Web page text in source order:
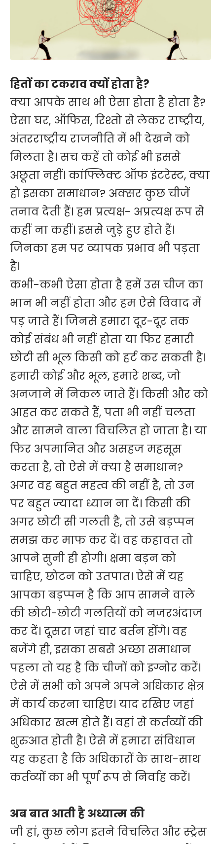
हितों का टकराव क्यों होता है?
क्या आपके साथ भी ऐसा होता है होता है?
ऐसा घर, ऑफिस, रिश्तो से लेकर राष्ट्रीय,
अंतरराष्ट्रीय राजनीति में भी देखने को
मिलता है। सच कहें तो कोई भी इससे
अछूता नहीं। कांफ्लिक्ट ऑफ इंटरेस्ट, क्या
हो इसका समाधान? अक्सर कुछ चीजें
तनाव देती हैं। हम प्रत्यक्ष- अप्रत्यक्ष रूप से
कहीं ना कहीं। इससेे जुड़े हुए होते हैं।
जिनका हम पर व्यापक प्रभाव भी पड़ता
है।
कभी-कभी ऐसा होता है हमें उस चीज का
भान भी नहीं होता और हम ऐसे विवाद में
पड़ जाते हैं। जिनसे हमारा दूर-दूर तक
कोई संबंध भी नहीं होता या फिर हमारी
छोटी सी भूल किसी को हर्ट कर सकती है।
हमारी कोई और भूल, हमारे शब्द, जो
अनजाने में निकल जाते हैं। किसी और को
आहत कर सकते हैं, पता भी नहीं चलता
और सामने वाला विचलित हो जाता है। या
फिर अपमानित और असहज महसूस
करता है, तो ऐसे में क्या है समाधान?
अगर वह बहुत महत्व की नहीं है, तो उन
पर बहुत ज्यादा ध्यान ना दें। किसी की
अगर छोटी सी गलती है, तो उसे बड़प्पन
समझ कर माफ कर दें। वह कहावत तो
आपने सुनी ही होगी। क्षमा बड़न को
चाहिए, छोटन को उतपात। ऐसे में यह
आपका बड़प्पन है कि आप सामने वाले
की छोटी-छोटी गलतियों को नजरअंदाज
कर दें। दूसरा जहां चार बर्तन होंगे। वह
बजेंगे ही, इसका सबसे अच्छा समाधान
पहला तो यह है कि चीजों को इग्नोर करें।
ऐसे में सभी को अपने अपने अधिकार क्षेत्र
में कार्य करना चाहिए। याद रखिए जहां
अधिकार खत्म होते हैं। वहां से कर्तव्यों की
शुरुआत होती है। ऐसे में हमारा संविधान
यह कहता है कि अधिकारों के साथ-साथ
कर्तव्यों का भी पूर्ण रूप से निर्वाह करें।
अब बात आती है अध्यात्म की
जी हां, कुछ लोग इतने विचलित और स्ट्रेस